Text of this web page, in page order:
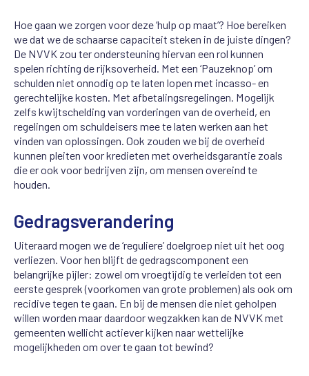
Hoe gaan we zorgen voor deze ‘hulp op maat’? Hoe bereiken
we dat we de schaarse capaciteit steken in de juiste dingen?
De NVVK zou ter ondersteuning hiervan een rol kunnen
spelen richting de rijksoverheid. Met een ‘Pauzeknop’ om
schulden niet onnodig op te laten lopen met incasso- en
gerechtelijke kosten. Met afbetalingsregelingen. Mogelijk
zelfs kwijtschelding van vorderingen van de overheid, en
regelingen om schuldeisers mee te laten werken aan het
vinden van oplossingen. Ook zouden we bij de overheid
kunnen pleiten voor kredieten met overheidsgarantie zoals
die er ook voor bedrijven zijn, om mensen overeind te
houden.
Gedragsverandering
Uiteraard mogen we de ‘reguliere’ doelgroep niet uit het oog
verliezen. Voor hen blijft de gedragscomponent een
belangrijke pijler: zowel om vroegtijdig te verleiden tot een
eerste gesprek (voorkomen van grote problemen) als ook om
recidive tegen te gaan. En bij de mensen die niet geholpen
willen worden maar daardoor wegzakken kan de NVVK met
gemeenten wellicht actiever kijken naar wettelijke
mogelijkheden om over te gaan tot bewind?